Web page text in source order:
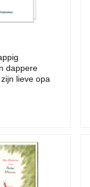
dappere
lieve opa